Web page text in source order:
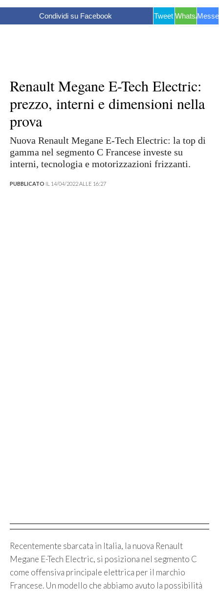
Condividi su Facebook Tweet WhatsApp
Renault Megane E-Tech Electric:
prezzo, interni e dimensioni nella
prova
Nuova Renault Megane E-Tech Electric: la top di
gamma nel segmento C Francese investe su
interni, tecnologia e motorizzazioni frizzanti.
PUBBLICATO IL 14/04/2022 ALLE 16:27
Recentemente sbarcata in Italia, la nuova Renault
Megane E-Tech Electric, si posiziona nel segmento C
come offensiva principale elettrica per il marchio
Francese. Un modello che abbiamo avuto la possibilità